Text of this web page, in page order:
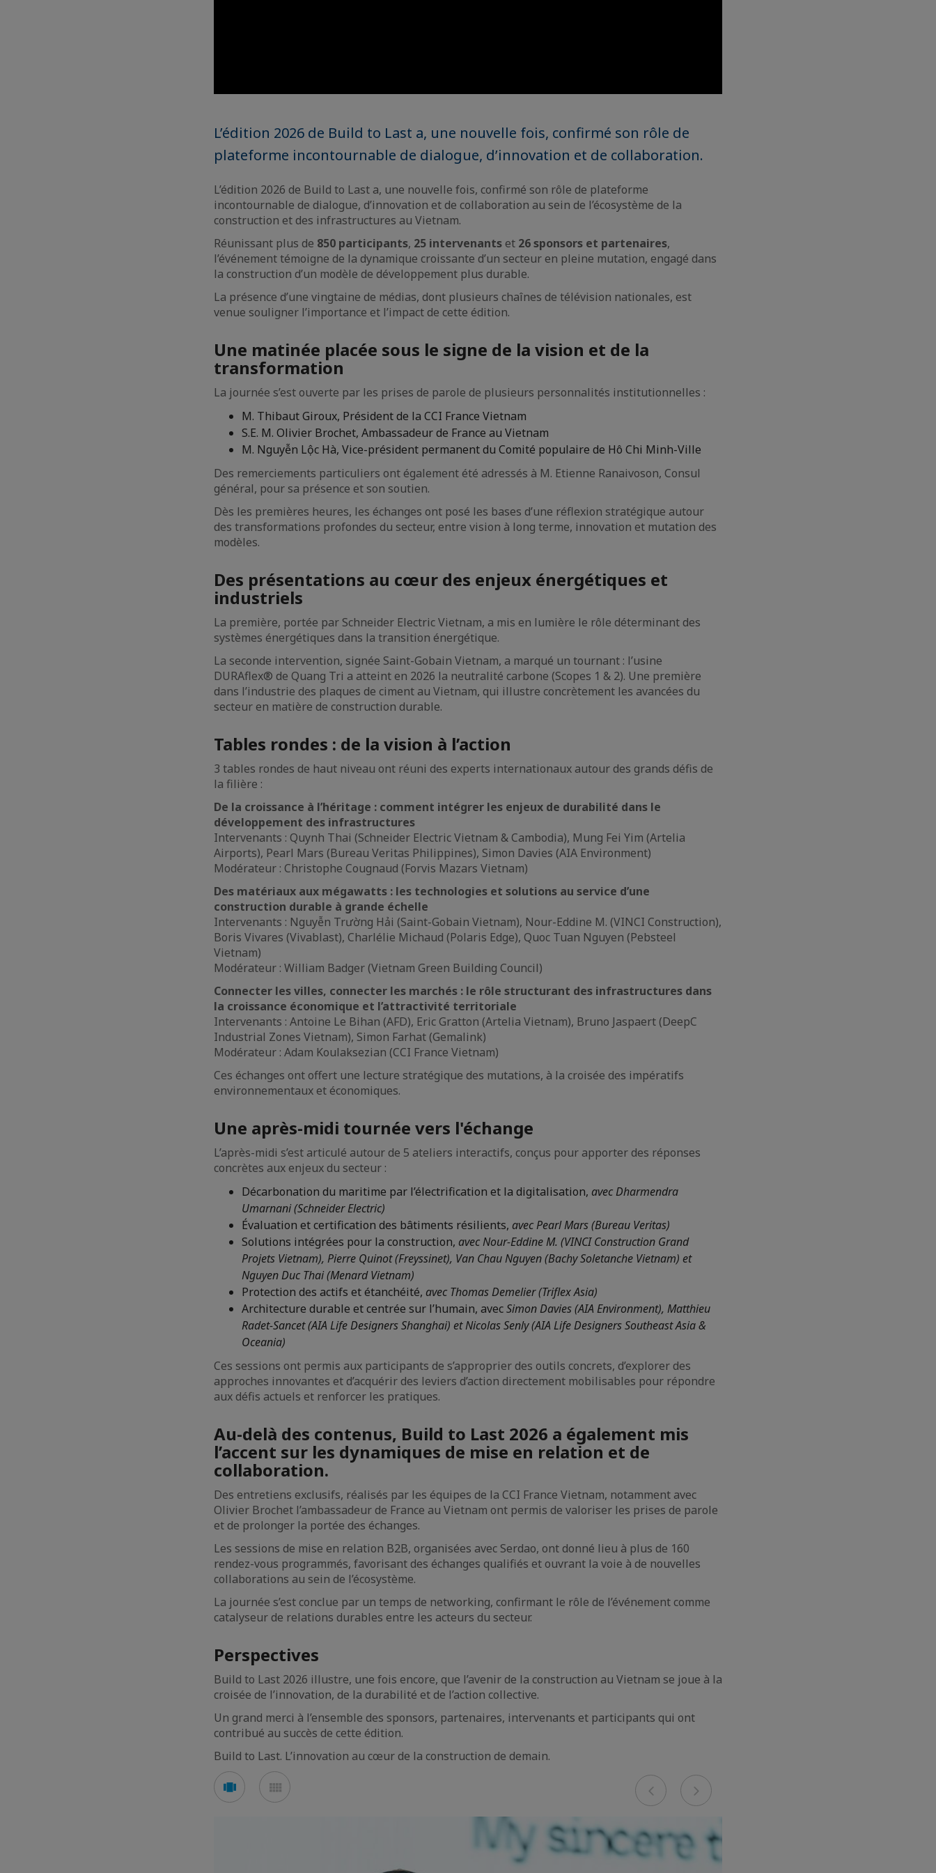
L’édition 2026 de Build to Last a, une nouvelle fois, confirmé son rôle de
plateforme incontournable de dialogue, d’innovation et de collaboration.
L’édition 2026 de Build to Last a, une nouvelle fois, confirmé son rôle de plateforme
incontournable de dialogue, d’innovation et de collaboration au sein de l’écosystème de la
construction et des infrastructures au Vietnam.
Réunissant plus de 850 participants, 25 intervenants et 26 sponsors et partenaires,
l’événement témoigne de la dynamique croissante d’un secteur en pleine mutation, engagé dans
la construction d’un modèle de développement plus durable.
La présence d’une vingtaine de médias, dont plusieurs chaînes de télévision nationales, est
venue souligner l’importance et l’impact de cette édition.
Une matinée placée sous le signe de la vision et de la
transformation
La journée s’est ouverte par les prises de parole de plusieurs personnalités institutionnelles :
M. Thibaut Giroux, Président de la CCI France Vietnam
S.E. M. Olivier Brochet, Ambassadeur de France au Vietnam
M. Nguyễn Lộc Hà, Vice-président permanent du Comité populaire de Hô Chi Minh-Ville
Des remerciements particuliers ont également été adressés à M. Etienne Ranaivoson, Consul
général, pour sa présence et son soutien.
Dès les premières heures, les échanges ont posé les bases d’une réflexion stratégique autour
des transformations profondes du secteur, entre vision à long terme, innovation et mutation des
modèles.
Des présentations au cœur des enjeux énergétiques et
industriels
La première, portée par Schneider Electric Vietnam, a mis en lumière le rôle déterminant des
systèmes énergétiques dans la transition énergétique.
La seconde intervention, signée Saint-Gobain Vietnam, a marqué un tournant : l’usine
DURAflex®️ de Quang Tri a atteint en 2026 la neutralité carbone (Scopes 1 & 2). Une première
dans l’industrie des plaques de ciment au Vietnam, qui illustre concrètement les avancées du
secteur en matière de construction durable.
Tables rondes : de la vision à l’action
3 tables rondes de haut niveau ont réuni des experts internationaux autour des grands défis de
la filière :
De la croissance à l’héritage : comment intégrer les enjeux de durabilité dans le
développement des infrastructures
Intervenants : Quynh Thai (Schneider Electric Vietnam & Cambodia), Mung Fei Yim (Artelia
Airports), Pearl Mars (Bureau Veritas Philippines), Simon Davies (AIA Environment)
Modérateur : Christophe Cougnaud (Forvis Mazars Vietnam)
Des matériaux aux mégawatts : les technologies et solutions au service d’une
construction durable à grande échelle
Intervenants : Nguyễn Trường Hải (Saint-Gobain Vietnam), Nour-Eddine M. (VINCI Construction),
Boris Vivares (Vivablast), Charlélie Michaud (Polaris Edge), Quoc Tuan Nguyen (Pebsteel
Vietnam)
Modérateur : William Badger (Vietnam Green Building Council)
Connecter les villes, connecter les marchés : le rôle structurant des infrastructures dans
la croissance économique et l’attractivité territoriale
Intervenants : Antoine Le Bihan (AFD), Eric Gratton (Artelia Vietnam), Bruno Jaspaert (DeepC
Industrial Zones Vietnam), Simon Farhat (Gemalink)
Modérateur : Adam Koulaksezian (CCI France Vietnam)
Ces échanges ont offert une lecture stratégique des mutations, à la croisée des impératifs
environnementaux et économiques.
Une après-midi tournée vers l'échange
L’après-midi s’est articulé autour de 5 ateliers interactifs, conçus pour apporter des réponses
concrètes aux enjeux du secteur :
Décarbonation du maritime par l’électrification et la digitalisation, avec Dharmendra
Umarnani (Schneider Electric)
Évaluation et certification des bâtiments résilients, avec Pearl Mars (Bureau Veritas)
Solutions intégrées pour la construction, avec Nour-Eddine M. (VINCI Construction Grand
Projets Vietnam), Pierre Quinot (Freyssinet), Van Chau Nguyen (Bachy Soletanche Vietnam) et
Nguyen Duc Thai (Menard Vietnam)
Protection des actifs et étanchéité, avec Thomas Demelier (Triflex Asia)
Architecture durable et centrée sur l’humain, avecSimon Davies (AIA Environment), Matthieu
Radet-Sancet (AIA Life Designers Shanghai) et Nicolas Senly (AIA Life Designers Southeast Asia &
Oceania)
Ces sessions ont permis aux participants de s’approprier des outils concrets, d’explorer des
approches innovantes et d’acquérir des leviers d’action directement mobilisables pour répondre
aux défis actuels et renforcer les pratiques.
Au-delà des contenus, Build to Last 2026 a également mis
l’accent sur les dynamiques de mise en relation et de
collaboration.
Des entretiens exclusifs, réalisés par les équipes de la CCI France Vietnam, notamment avec
Olivier Brochet l’ambassadeur de France au Vietnam ont permis de valoriser les prises de parole
et de prolonger la portée des échanges.
Les sessions de mise en relation B2B, organisées avec Serdao, ont donné lieu à plus de 160
rendez-vous programmés, favorisant des échanges qualifiés et ouvrant la voie à de nouvelles
collaborations au sein de l’écosystème.
La journée s’est conclue par un temps de networking, confirmant le rôle de l’événement comme
catalyseur de relations durables entre les acteurs du secteur.
Perspectives
Build to Last 2026 illustre, une fois encore, que l’avenir de la construction au Vietnam se joue à la
croisée de l’innovation, de la durabilité et de l’action collective.
Un grand merci à l’ensemble des sponsors, partenaires, intervenants et participants qui ont
contribué au succès de cette édition.
Build to Last. L’innovation au cœur de la construction de demain.
Voir
en
en
Previous